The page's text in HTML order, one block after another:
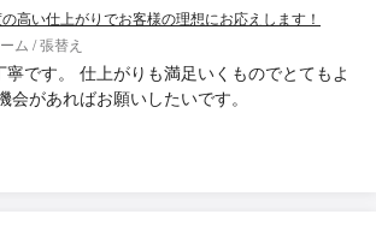
高い仕上がりでお客様の理想にお応えします！
ム / 張替え
です。 仕上がりも満足いくものでとてもよ
会があればお願いしたいです。